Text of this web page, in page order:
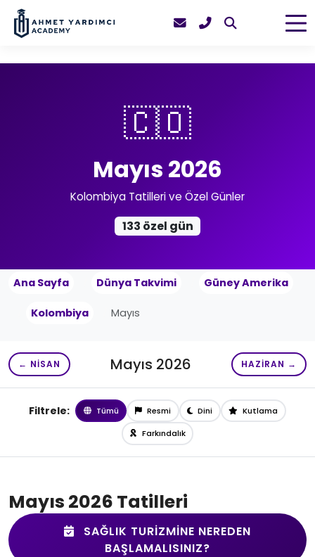
🇨🇴
Mayıs 2026
Kolombiya Tatilleri ve Özel Günler
133 özel gün
Ana Sayfa Dünya Takvimi Güney Amerika
Kolombiya Mayıs
← NISAN Mayıs 2026 HAZIRAN →
Filtrele: Tümü Resmi Dini Kutlama
Farkındalık
Mayıs 2026 Tatilleri
SAĞLIK TURIZMINE NEREDEN
BAŞLAMALISINIZ?